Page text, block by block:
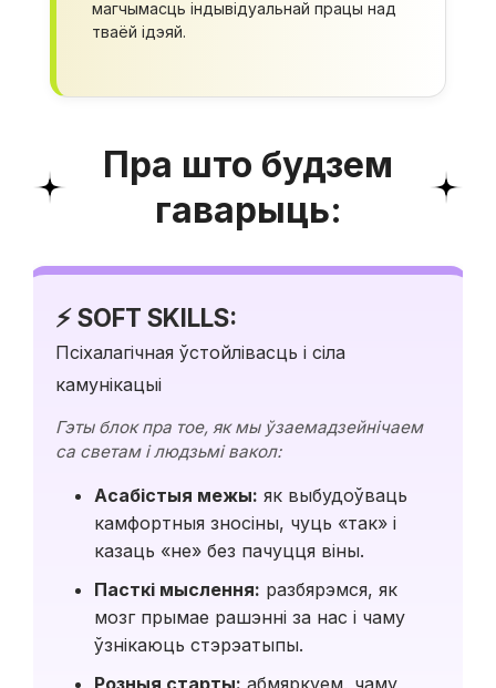
магчымасць індывідуальнай працы над
тваёй ідэяй.
Пра што будзем
гаварыць:
⚡️ SOFT SKILLS:
Псіхалагічная ўстойлівасць і сіла
камунікацыі
Гэты блок пра тое, як мы ўзаемадзейнічаем
са светам і людзьмі вакол:
Асабістыя межы: як выбудоўваць
камфортныя зносіны, чуць «так» і
казаць «не» без пачуцця віны.
Пасткі мыслення: разбярэмся, як
мозг прымае рашэнні за нас і чаму
ўзнікаюць стэрэатыпы.
Розныя старты: абмяркуем, чаму